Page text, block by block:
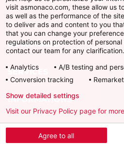
Facebook
X
AS MONACO
SERVICES
INFORMATIONS
Télécharger l'AS Monaco App
visit asmonaco.com, these allow us
as well as the performance of the
to deliver ads and content to you
that you can change your
regulations on protection of
contact our team for any
Analytics
A/B testing and
Conversion tracking
Agree to all
Show detailed settings
Visit our Privacy Policy page for more